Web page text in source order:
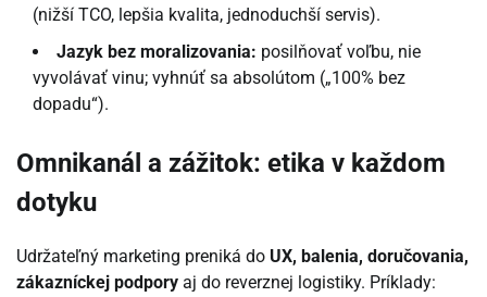
(nižší TCO, lepšia kvalita, jednoduchší servis).
Jazyk bez moralizovania: posilňovať voľbu, nie
vyvolávať vinu; vyhnúť sa absolútom („100% bez
dopadu“).
Omnikanál a zážitok: etika v každom
dotyku
Udržateľný marketing preniká do UX, balenia, doručovania,
zákazníckej podpory aj do reverznej logistiky. Príklady: